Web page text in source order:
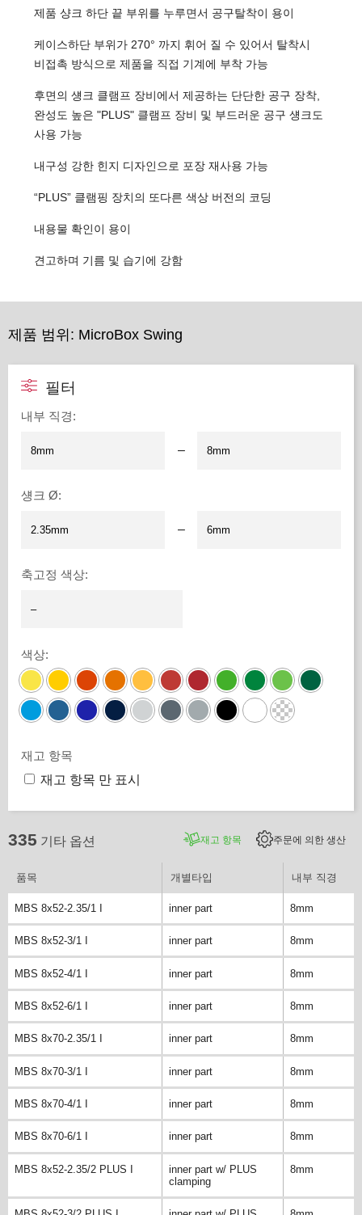
제품 샹크 하단 끝 부위를 누루면서 공구탈착이 용이
케이스하단 부위가 270° 까지 휘어 질 수 있어서 탈착시
비접촉 방식으로 제품을 직접 기계에 부착 가능
후면의 섕크 클램프 장비에서 제공하는 단단한 공구 장착,
완성도 높은 "PLUS" 클램프 장비 및 부드러운 공구 섕크도
사용 가능
내구성 강한 힌지 디자인으로 포장 재사용 가능
“PLUS” 클램핑 장치의 또다른 색상 버전의 코딩
내용물 확인이 용이
견고하며 기름 및 습기에 강함
제품 범위: MicroBox Swing
필터
내부 직경:
–
섕크 Ø:
–
축고정 색상:
색상:
재고 항목
재고 항목 만 표시
335 기타 옵션 재고 항목 주문에 의한 생산
품목 개별타입 내부 직경
MBS 8x52-2.35/1 I inner part 8mm
MBS 8x52-3/1 I inner part 8mm
MBS 8x52-4/1 I inner part 8mm
MBS 8x52-6/1 I inner part 8mm
MBS 8x70-2.35/1 I inner part 8mm
MBS 8x70-3/1 I inner part 8mm
MBS 8x70-4/1 I inner part 8mm
MBS 8x70-6/1 I inner part 8mm
MBS 8x52-2.35/2 PLUS I
inner part w/ PLUS
clamping
8mm